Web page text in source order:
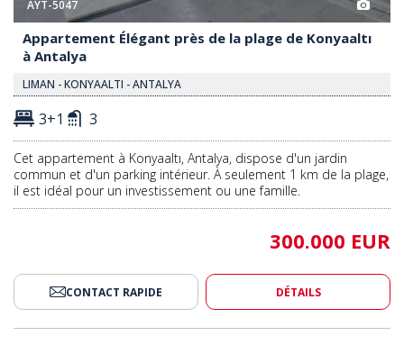
AYT-5047
Appartement Élégant près de la plage de Konyaaltı
à Antalya
LIMAN - KONYAALTI - ANTALYA
3+1 3
Cet appartement à Konyaaltı, Antalya, dispose d'un jardin
commun et d'un parking intérieur. À seulement 1 km de la plage,
il est idéal pour un investissement ou une famille.
300.000 EUR
CONTACT RAPIDE DÉTAILS